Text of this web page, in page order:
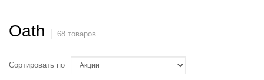
Oath 68 товаров
Сортировать по